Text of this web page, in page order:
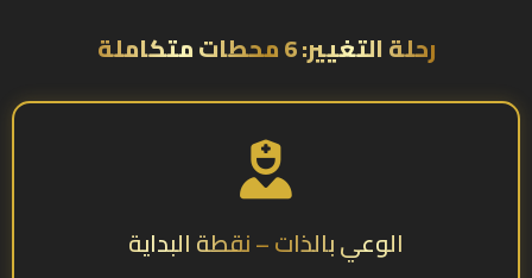
رحلة التغيير: 6 محطات متكاملة
الوعي بالذات – نقطة البداية